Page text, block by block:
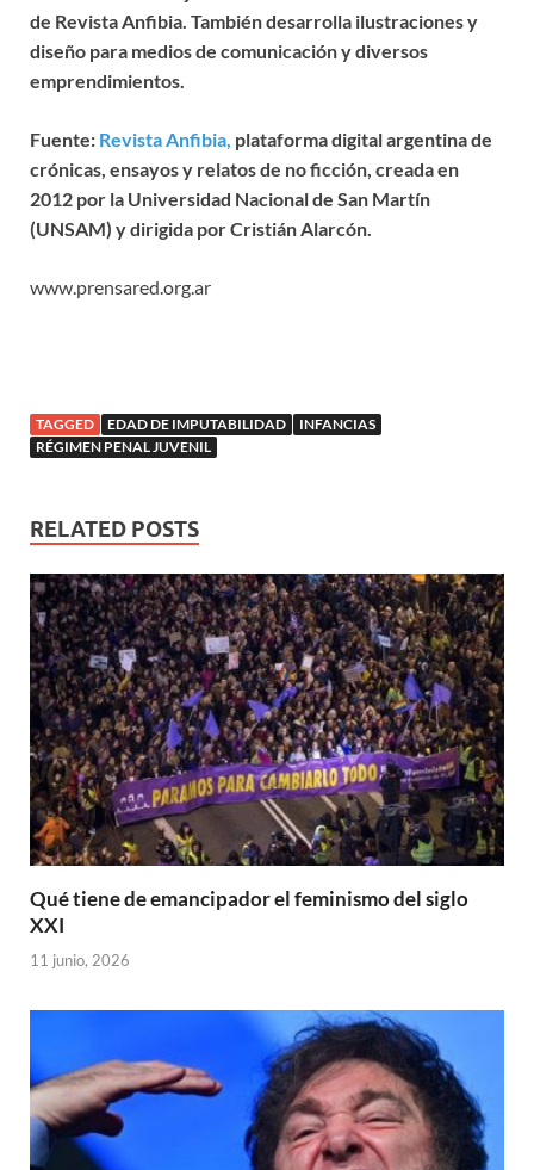
de Revista Anfibia. También desarrolla ilustraciones y
diseño para medios de comunicación y diversos
emprendimientos.
Fuente: Revista Anfibia, plataforma digital argentina de
crónicas, ensayos y relatos de no ficción, creada en
2012 por la Universidad Nacional de San Martín
(UNSAM) y dirigida por Cristián Alarcón.
www.prensared.org.ar
TAGGED EDAD DE IMPUTABILIDAD
INFANCIAS
RÉGIMEN PENAL JUVENIL
RELATED POSTS
Qué tiene de emancipador el feminismo del siglo
XXI
11 junio, 2026